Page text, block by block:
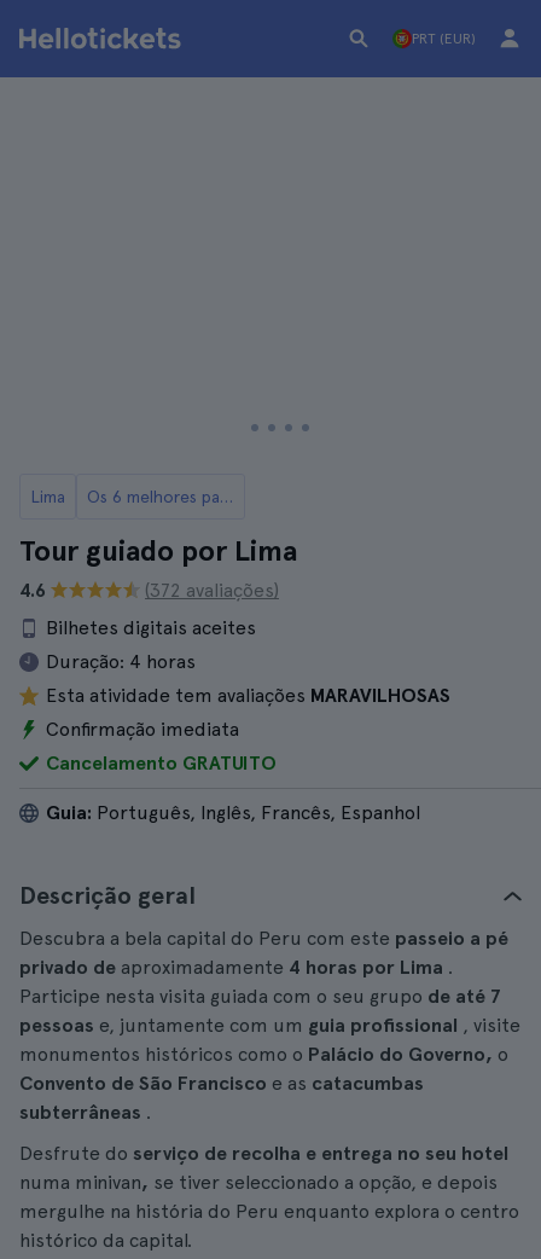
PRT (EUR)
Lima Os 6 melhores passeios em Lima
Tour guiado por Lima
4.6
(372 avaliações)
Bilhetes digitais aceites
Duração: 4 horas
Esta atividade tem avaliações MARAVILHOSAS
Confirmação imediata
Cancelamento GRATUITO
Guia: Português, Inglês, Francês, Espanhol
Descrição geral
Descubra a bela capital do Peru com este passeio a pé
privado de aproximadamente 4 horas por Lima .
Participe nesta visita guiada com o seu grupo de até 7
pessoas e, juntamente com um guia profissional , visite
monumentos históricos como o Palácio do Governo, o
Convento de São Francisco e as catacumbas
subterrâneas .
Desfrute do serviço de recolha e entrega no seu hotel
numa minivan, se tiver seleccionado a opção, e depois
mergulhe na história do Peru enquanto explora o centro
histórico da capital.